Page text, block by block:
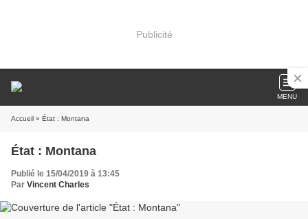
Publicité
MENU
Accueil » État : Montana
État : Montana
Publié le 15/04/2019 à 13:45
Par Vincent Charles